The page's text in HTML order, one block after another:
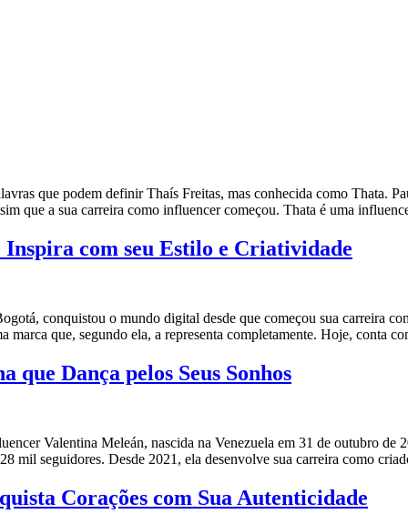
que podem definir Thaís Freitas, mas conhecida como Thata.
que a sua carreira como influencer começou. Thata é uma
com seu Estilo e Criatividade
conquistou o mundo digital desde que começou sua carreira
marca que, segundo ela, a representa completamente. Hoje, conta
Dança pelos Seus Sonhos
Valentina Meleán, nascida na Venezuela em 31 de outubro de
mil seguidores. Desde 2021, ela desenvolve sua carreira como
Corações com Sua Autenticidade